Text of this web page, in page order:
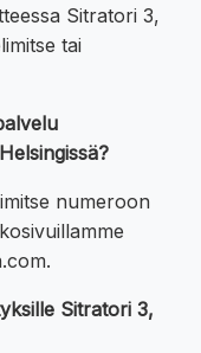
Sitratori 3,
tai
numeroon
Sitratori 3,